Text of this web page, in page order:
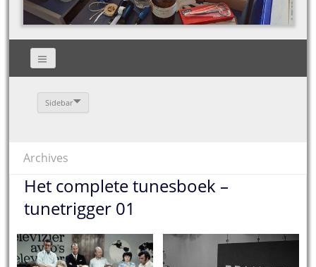
Sidebar
Archives
Het complete tunesboek –
tunetrigger 01